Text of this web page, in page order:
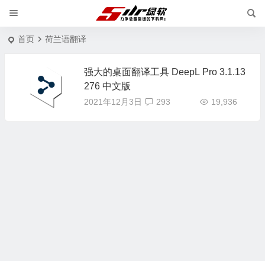
首页 荷兰语翻译
强大的桌面翻译工具 DeepL Pro 3.1.13
276 中文版
2021年12月3日 19,936
293